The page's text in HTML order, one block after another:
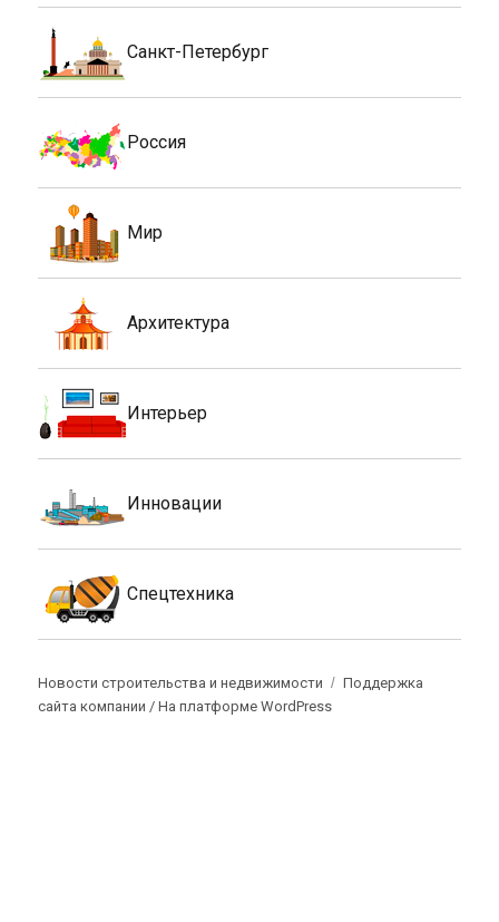
Санкт-Петербург
Россия
Мир
Архитектура
Интерьер
Инновации
Спецтехника
Новости строительства и недвижимости
Поддержка
сайта компании /На платформе WordPress